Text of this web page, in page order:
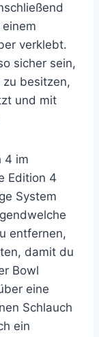
verklebt.
sicher sein,
besitzen,
und mit
4 im
Edition 4
System
entfernen,
damit du
Bowl
eine
Schlauch
ein